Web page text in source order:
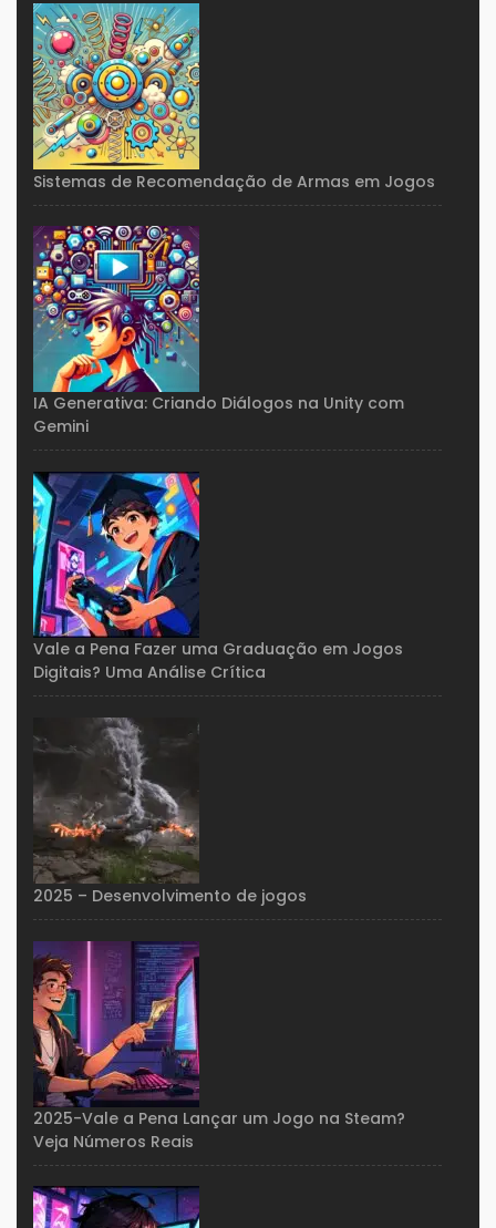
Sistemas de Recomendação de Armas em Jogos
IA Generativa: Criando Diálogos na Unity com
Gemini
Vale a Pena Fazer uma Graduação em Jogos
Digitais? Uma Análise Crítica
2025 – Desenvolvimento de jogos
2025-Vale a Pena Lançar um Jogo na Steam?
Veja Números Reais